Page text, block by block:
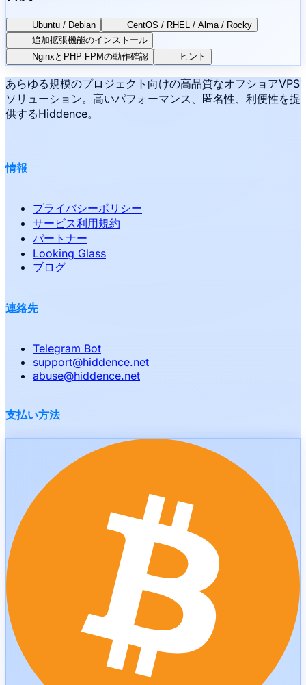
Ubuntu / Debian
CentOS / RHEL / Alma / Rocky
追加拡張機能のインストール
NginxとPHP-FPMの動作確認
ヒント
あらゆる規模のプロジェクト向けの高品質なオフショアVPS
ソリューション。高いパフォーマンス、匿名性、利便性を提
供するHiddence。
情報
プライバシーポリシー
サービス利用規約
パートナー
Looking Glass
ブログ
連絡先
Telegram Bot
support@hiddence.net
abuse@hiddence.net
支払い方法